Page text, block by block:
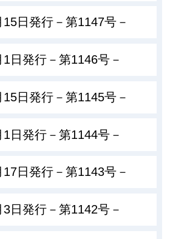
日発行－第1147号－
日発行－第1146号－
日発行－第1145号－
日発行－第1144号－
日発行－第1143号－
日発行－第1142号－